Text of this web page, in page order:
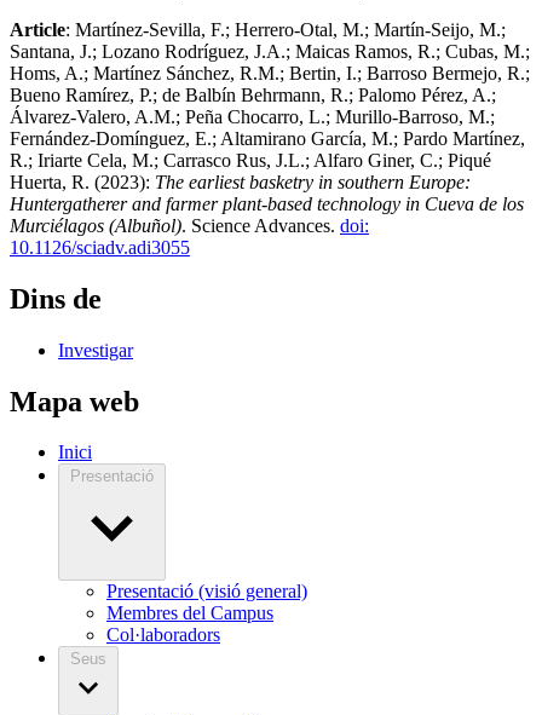
Article: Martínez-Sevilla, F.; Herrero-Otal, M.; Martín-Seijo, M.;
Santana, J.; Lozano Rodríguez, J.A.; Maicas Ramos, R.; Cubas, M.;
Homs, A.; Martínez Sánchez, R.M.; Bertin, I.; Barroso Bermejo, R.;
Bueno Ramírez, P.; de Balbín Behrmann, R.; Palomo Pérez, A.;
Álvarez-Valero, A.M.; Peña Chocarro, L.; Murillo-Barroso, M.;
Fernández-Domínguez, E.; Altamirano García, M.; Pardo Martínez,
R.; Iriarte Cela, M.; Carrasco Rus, J.L.; Alfaro Giner, C.; Piqué
Huerta, R. (2023): The earliest basketry in southern Europe:
Huntergatherer and farmer plant-based technology in Cueva de los
Murciélagos (Albuñol). Science Advances. doi:
10.1126/sciadv.adi3055
Dins de
Investigar
Mapa web
Inici
Presentació
Presentació (visió general)
Membres del Campus
Col·laboradors
Seus